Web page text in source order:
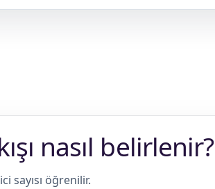
nasıl belirlenir?
sayısı öğrenilir.